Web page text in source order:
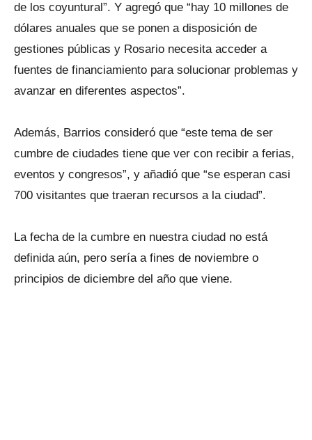
de los coyuntural”. Y agregó que “hay 10 millones de
dólares anuales que se ponen a disposición de
gestiones públicas y Rosario necesita acceder a
fuentes de financiamiento para solucionar problemas y
avanzar en diferentes aspectos”.
Además, Barrios consideró que “este tema de ser
cumbre de ciudades tiene que ver con recibir a ferias,
eventos y congresos”, y añadió que “se esperan casi
700 visitantes que traeran recursos a la ciudad”.
La fecha de la cumbre en nuestra ciudad no está
definida aún, pero sería a fines de noviembre o
principios de diciembre del año que viene.